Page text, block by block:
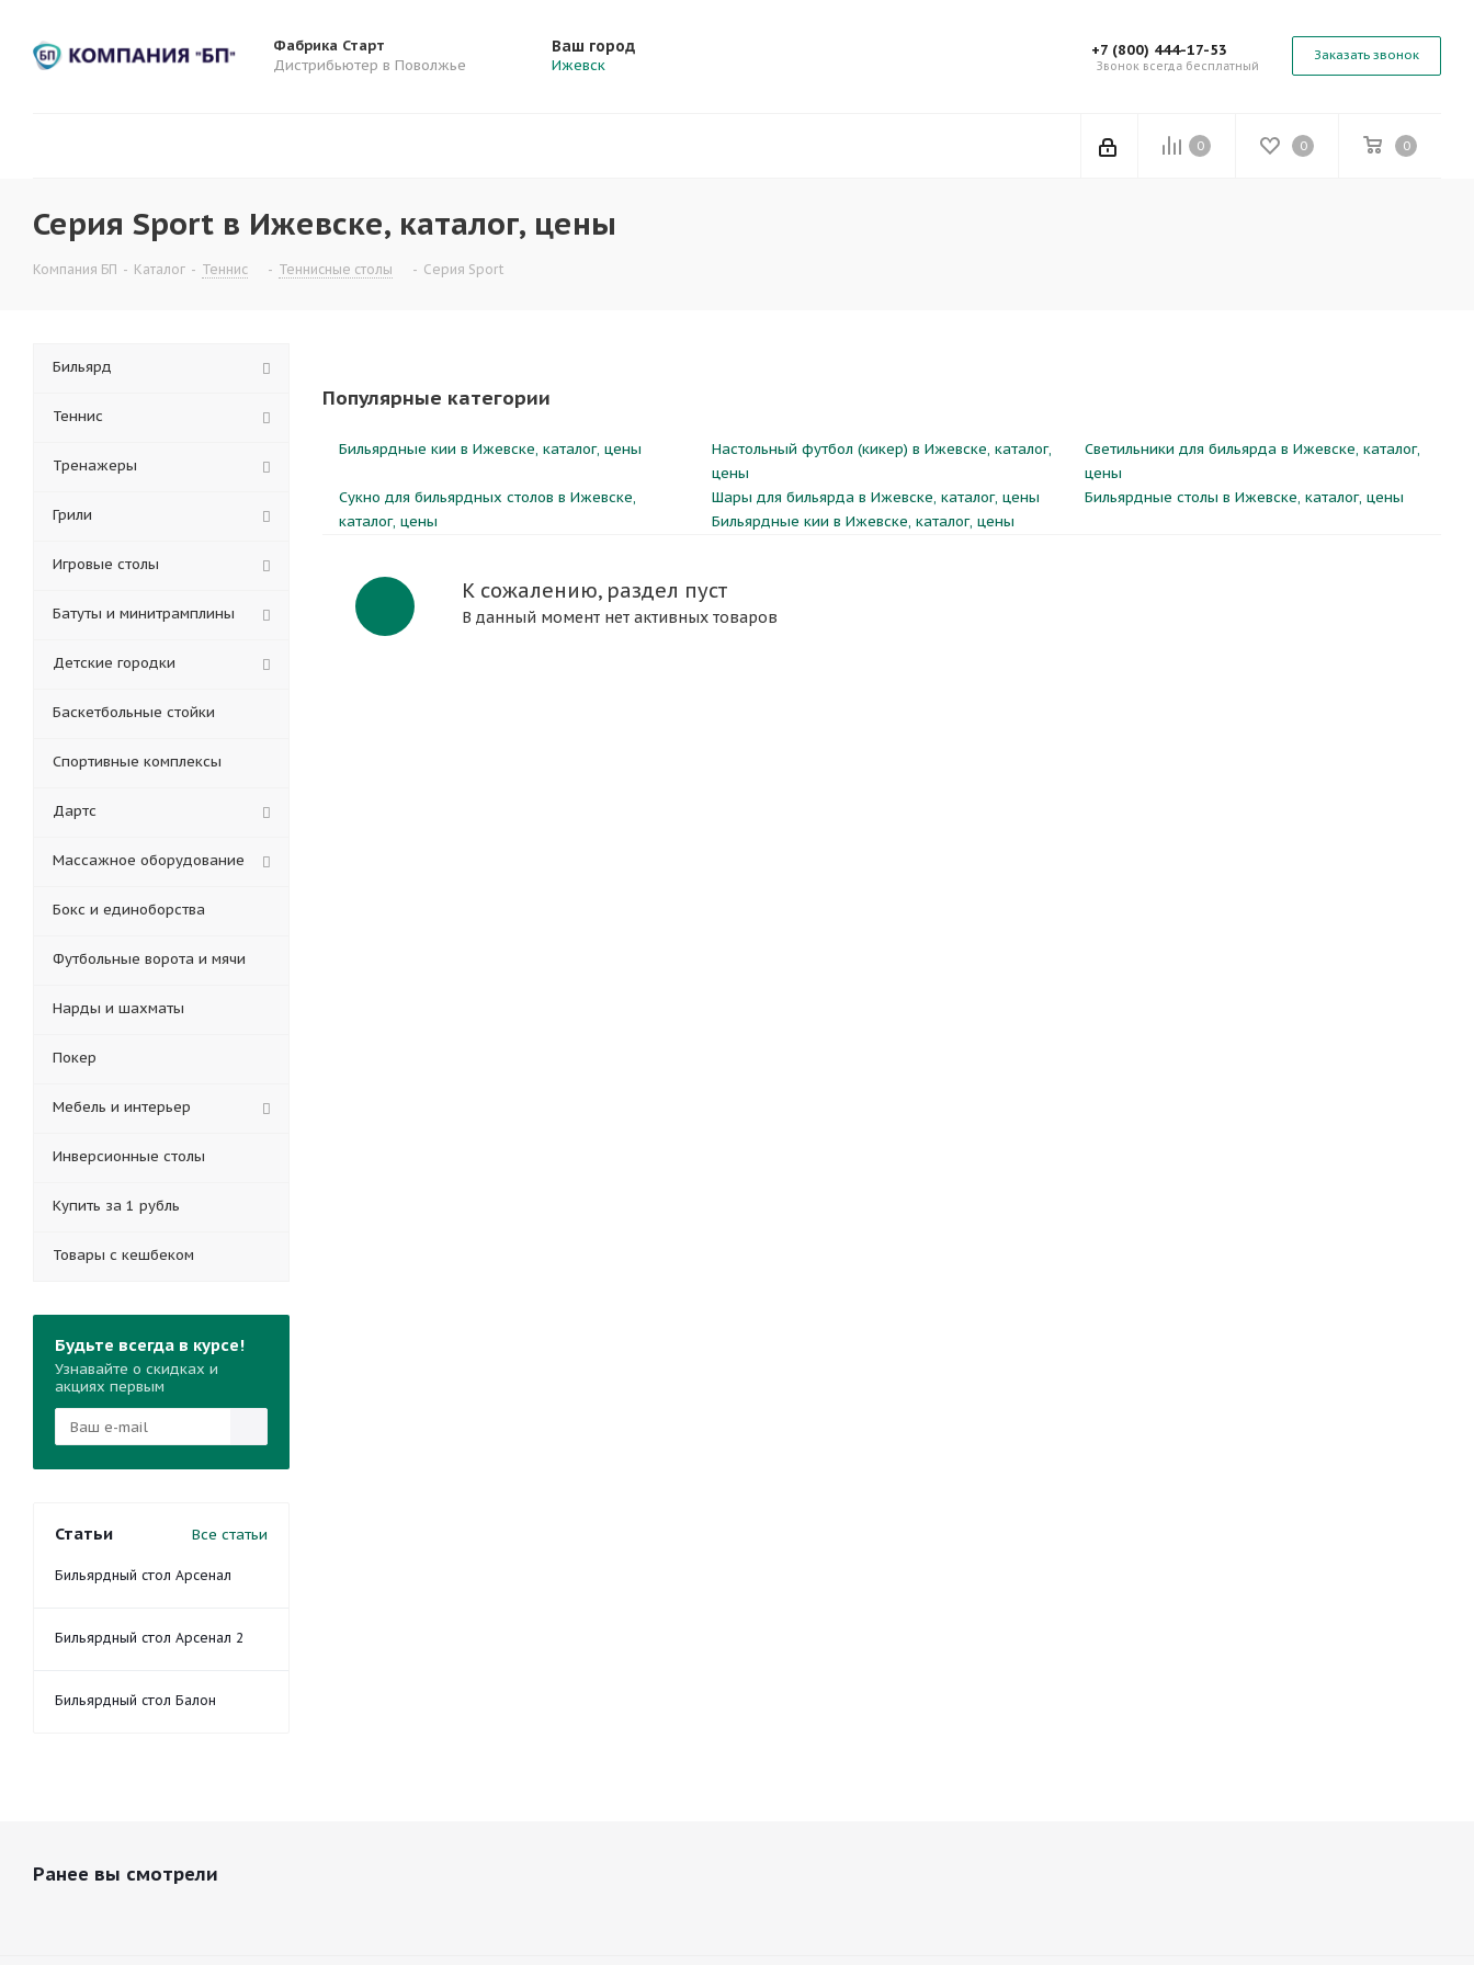
Фабрика Старт
Дистрибьютер в Поволжье
Ваш город
Ижевск
+7 (800) 444-17-53
Звонок всегда бесплатный
Заказать звонок
0 0 0
Серия Sport в Ижевске, каталог, цены
Компания БП - Каталог - Теннис - Теннисные столы - Серия Sport
Популярные категории
Бильярдные кии в Ижевске, каталог, цены
Настольный футбол (кикер) в Ижевске, каталог,
цены
Светильники для бильярда в Ижевске, каталог,
цены
Сукно для бильярдных столов в Ижевске,
каталог, цены
Шары для бильярда в Ижевске, каталог, цены
Бильярдные столы в Ижевске, каталог, цены
Бильярдные кии в Ижевске, каталог, цены
К сожалению, раздел пуст
В данный момент нет активных товаров
Бильярд
Теннис
Тренажеры
Грили
Игровые столы
Батуты и минитрамплины
Детские городки
Баскетбольные стойки
Спортивные комплексы
Дартс
Массажное оборудование
Бокс и единоборства
Футбольные ворота и мячи
Нарды и шахматы
Покер
Мебель и интерьер
Инверсионные столы
Купить за 1 рубль
Товары с кешбеком
Будьте всегда в курсе!
Узнавайте о скидках и
акциях первым
Статьи Все статьи
Бильярдный стол Арсенал
Бильярдный стол Арсенал 2
Бильярдный стол Балон
Ранее вы смотрели